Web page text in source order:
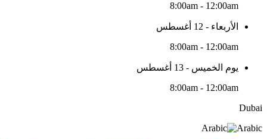
8:00am - 12:00am
الأربعاء - 12 أغسطس
8:00am - 12:00am
يوم الخميس - 13 أغسطس
8:00am - 12:00am
Dubai
Arabic